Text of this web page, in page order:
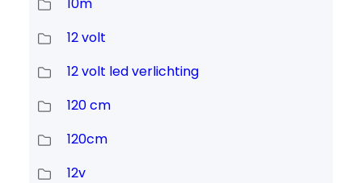
12 volt
12 volt led verlichting
120 cm
120cm
12v